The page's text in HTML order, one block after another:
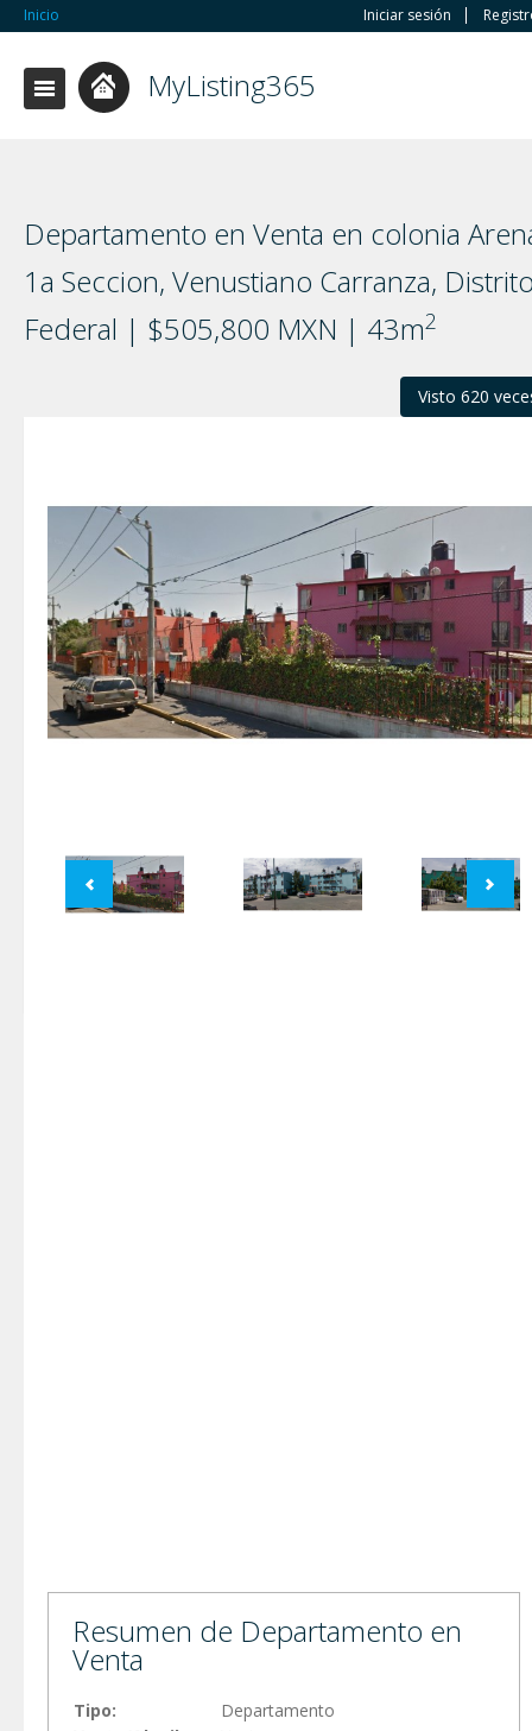
Inicio Iniciar sesión
MyListing365
Departamento en Venta en colonia
1a Seccion, Venustiano Carranza,
Federal | $505,800 MXN | 43m2
Visto 620
Resumen de Departamento en
Venta
Tipo:
Departamento